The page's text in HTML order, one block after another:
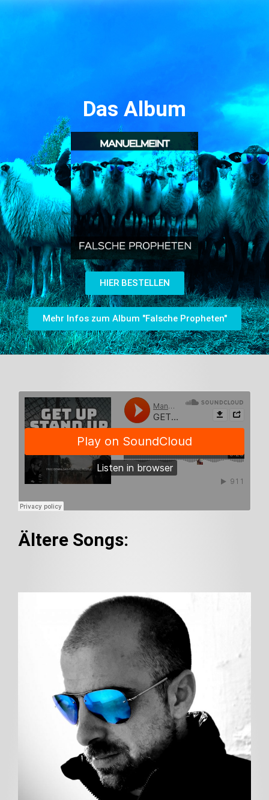
Das Album
HIER BESTELLEN
Mehr Infos zum Album "Falsche Propheten"
Ältere Songs: